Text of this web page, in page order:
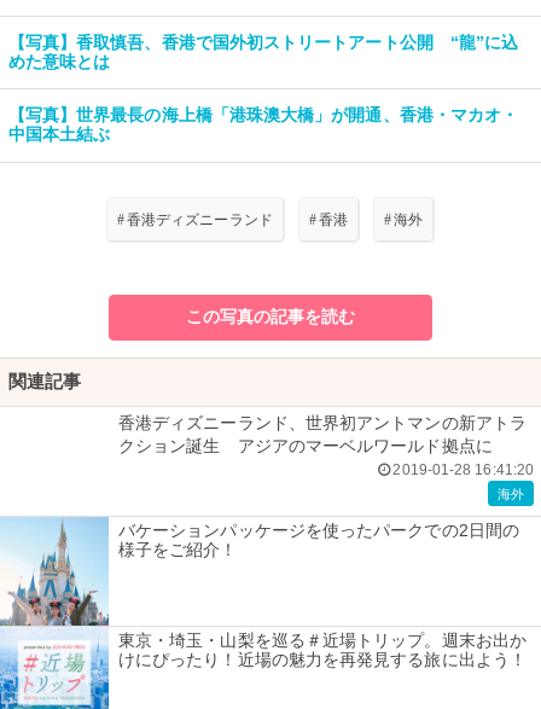
【写真】香取慎吾、香港で国外初ストリートアート公開 “龍”に込
めた意味とは
【写真】世界最長の海上橋「港珠澳大橋」が開通、香港・マカオ・
中国本土結ぶ
#香港ディズニーランド #香港 #海外
この写真の記事を読む
関連記事
香港ディズニーランド、世界初アントマンの新アトラ
クション誕生 アジアのマーベルワールド拠点に
2019-01-28 16:41:20
海外
バケーションパッケージを使ったパークでの2日間の
様子をご紹介！
東京・埼玉・山梨を巡る＃近場トリップ。週末お出か
けにぴったり！近場の魅力を再発見する旅に出よう！